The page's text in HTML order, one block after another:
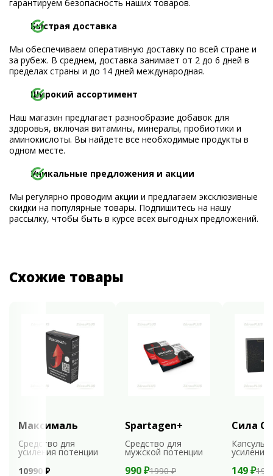
гарантируем безопасность наших товаров.
Быстрая доставка
Мы обеспечиваем оперативную доставку по всей стране и
за рубеж. В среднем, доставка занимает от 2 до 6 дней в
пределах страны и до 14 дней международная.
Широкий ассортимент
Наш магазин предлагает разнообразие добавок для
здоровья, включая витамины, минералы, пробиотики и
аминокислоты. Вы найдете все необходимые продукты в
одном месте.
Уникальные предложения и акции
Мы регулярно проводим акции и предлагаем эксклюзивные
скидки на популярные товары. Подпишитесь на нашу
рассылку, чтобы быть в курсе всех выгодных предложений.
Схожие товары
Максималь
Средство для
усиления потенции
10990 ₽
Spartagen+
Средство для
мужской потенции
990 ₽1990 ₽
Сила
Капсулы
усиления
149 ₽